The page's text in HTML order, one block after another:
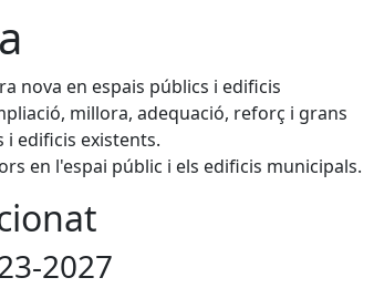
nova en espais públics i edificis
millora, adequació, reforç i grans
i edificis existents.
en l'espai públic i els edificis municipals.
2027